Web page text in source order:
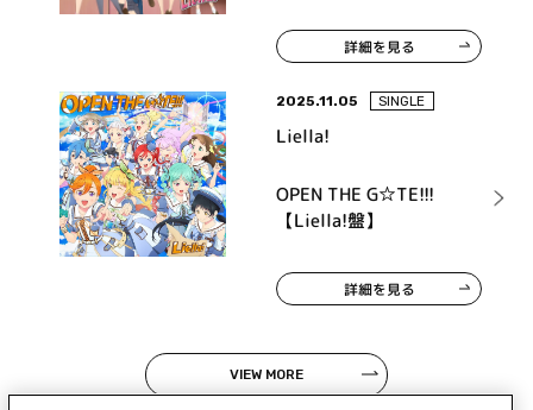
詳細を見る
2025.11.05 SINGLE
Liella!
OPEN THE G☆TE!!!
【Liella!盤】
詳細を見る
VIEW MORE